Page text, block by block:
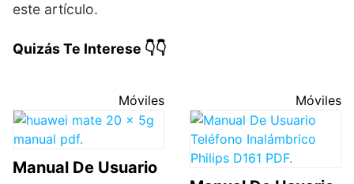
este artículo.
Quizás Te Interese 👇👇
Móviles
Manual De Usuario
Móviles